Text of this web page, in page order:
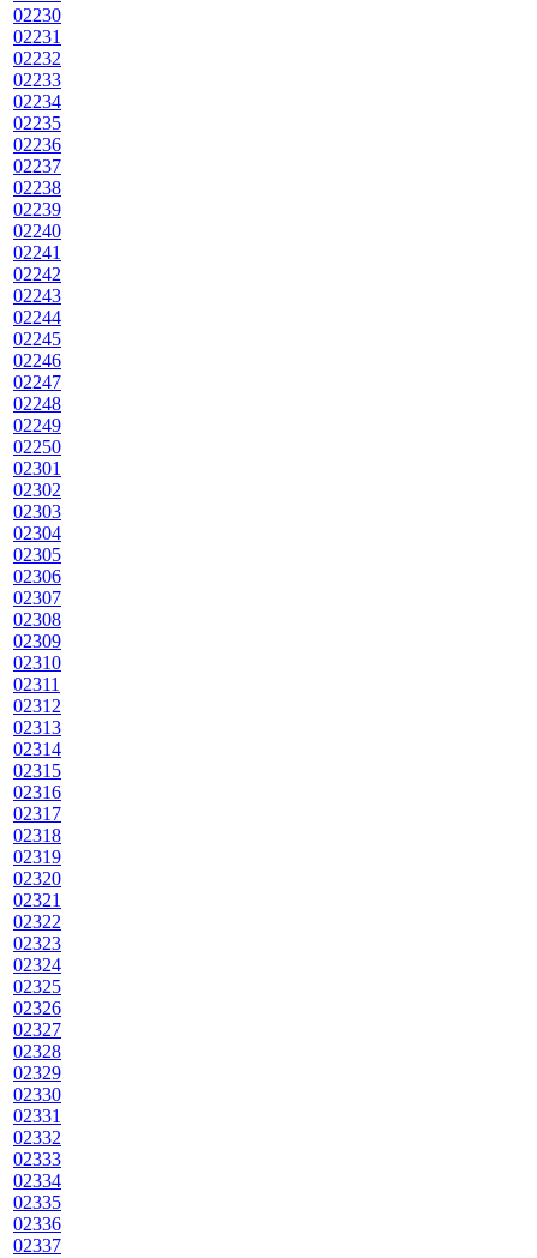
02230
02231
02232
02233
02234
02235
02236
02237
02238
02239
02240
02241
02242
02243
02244
02245
02246
02247
02248
02249
02250
02301
02302
02303
02304
02305
02306
02307
02308
02309
02310
02311
02312
02313
02314
02315
02316
02317
02318
02319
02320
02321
02322
02323
02324
02325
02326
02327
02328
02329
02330
02331
02332
02333
02334
02335
02336
02337